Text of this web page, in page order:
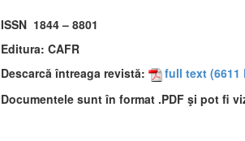
ISSN 1844 – 8801
Editura: CAFR
Descarcă întreaga revistă:
full text (6611
Documentele sunt în format .PDF şi pot fi